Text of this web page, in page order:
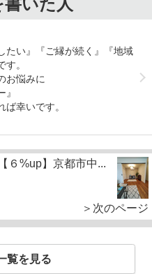
いた人
たい』『ご縁が続く』『地域
す。
お悩みに
』
ば幸いです。
【６%up】京都市中...
＞次のページ
覧を見る